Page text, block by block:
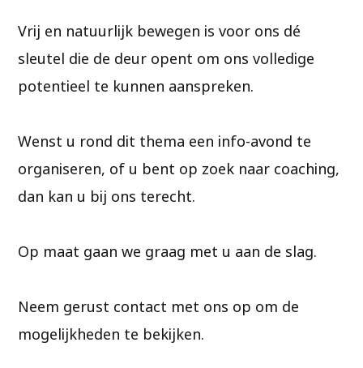
Vrij en natuurlijk bewegen is voor ons dé
sleutel die de deur opent om ons volledige
potentieel te kunnen aanspreken.
Wenst u rond dit thema een info-avond te
organiseren, of u bent op zoek naar coaching,
dan kan u bij ons terecht.
Op maat gaan we graag met u aan de slag.
Neem gerust contact met ons op om de
mogelijkheden te bekijken.